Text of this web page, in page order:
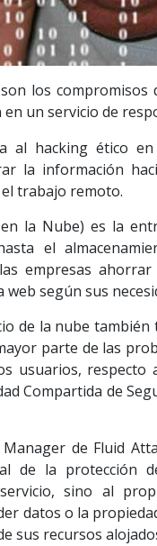
los
un servicio de
al hacking ético
la información
trabajo remoto.
la Nube) es la
el
empresas
según sus
de la nube
parte de las
usuarios,
Compartida de
de Fluid
de la
sino al
datos o la
sus recursos